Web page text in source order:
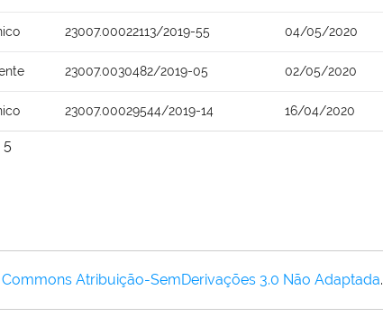
23007.00022113/2019-55 04/05/2020
23007.0030482/2019-05 02/05/2020
23007.00029544/2019-14 16/04/2020
5
Atribuição-SemDerivações 3.0 Não Adaptada.